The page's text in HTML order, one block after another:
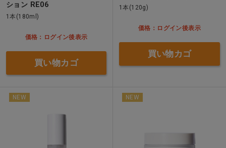
ション RE06
1本(180ml)
価格：ログイン後表示
買い物カゴ
1本(120g)
価格：ログイン後表示
買い物カゴ
NEW NEW